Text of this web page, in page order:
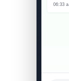
06:33